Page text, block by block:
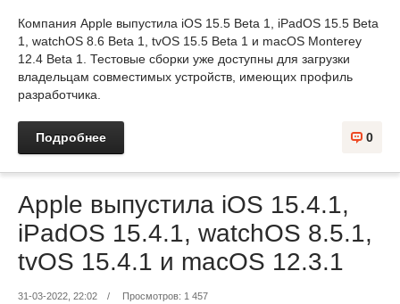
Компания Apple выпустила iOS 15.5 Beta 1, iPadOS 15.5 Beta
1, watchOS 8.6 Beta 1, tvOS 15.5 Beta 1 и macOS Monterey
12.4 Beta 1. Тестовые сборки уже доступны для загрузки
владельцам совместимых устройств, имеющих профиль
разработчика.
Подробнее 0
Apple выпустила iOS 15.4.1,
iPadOS 15.4.1, watchOS 8.5.1,
tvOS 15.4.1 и macOS 12.3.1
31-03-2022, 22:02 / Просмотров: 1 457